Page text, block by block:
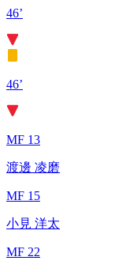
46’
46’
MF 13
渡邊 凌磨
MF 15
小見 洋太
MF 22